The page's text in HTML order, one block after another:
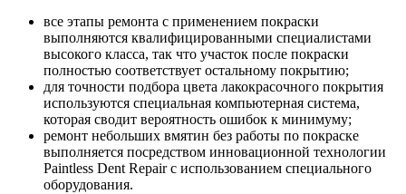
все этапы ремонта с применением покраски
выполняются квалифицированными специалистами
высокого класса, так что участок после покраски
полностью соответствует остальному покрытию;
для точности подбора цвета лакокрасочного покрытия
используются специальная компьютерная система,
которая сводит вероятность ошибок к минимуму;
ремонт небольших вмятин без работы по покраске
выполняется посредством инновационной технологии
Paintless Dent Repair с использованием специального
оборудования.